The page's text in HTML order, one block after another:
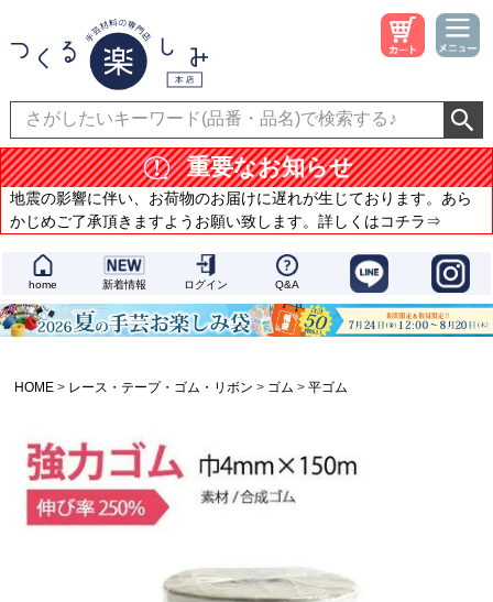
重要なお知らせ
地震の影響に伴い、お荷物のお届けに遅れが生じております。あら
かじめご了承頂きますようお願い致します。詳しくはコチラ⇒
home 新着情報 ログイン Q&A
HOME レース・テープ・ゴム・リボン ゴム 平ゴム